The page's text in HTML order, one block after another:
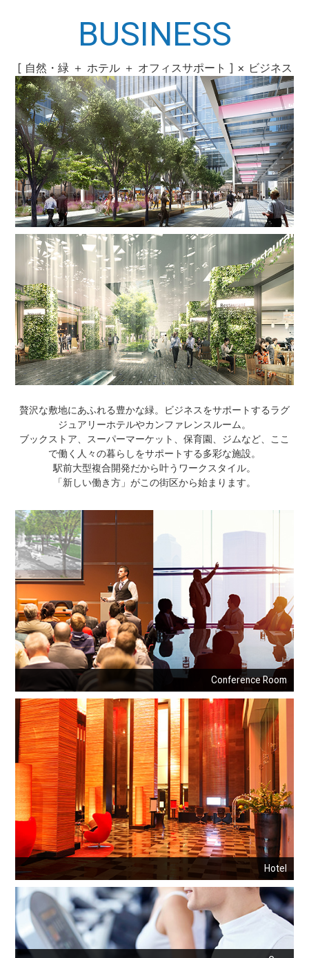
BUSINESS
[ 自然・緑 ＋ ホテル ＋ オフィスサポート ] × ビジネス
贅沢な敷地にあふれる豊かな緑。ビジネスをサポートするラグ
ジュアリーホテルやカンファレンスルーム。
ブックストア、スーパーマーケット、保育園、ジムなど、ここ
で働く人々の暮らしをサポートする多彩な施設。
駅前大型複合開発だから叶うワークスタイル。
「新しい働き方」がこの街区から始まります。
Conference Room
Hotel